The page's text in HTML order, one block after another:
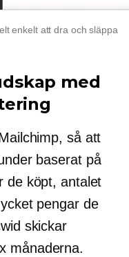
enkelt att dra och släppa
med
så att
baserat på
de köpt, antalet
pengar de
skickar
månaderna.